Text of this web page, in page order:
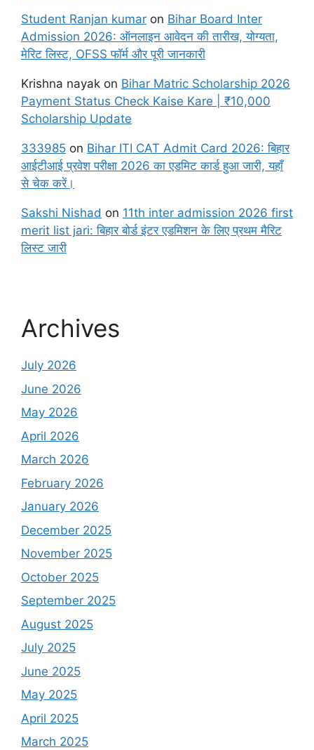
Student Ranjan kumar on Bihar Board Inter
Admission 2026: ऑनलाइन आवेदन की तारीख, योग्यता,
मेरिट लिस्ट, OFSS फॉर्म और पूरी जानकारी
Krishna nayak on Bihar Matric Scholarship 2026
Payment Status Check Kaise Kare | ₹10,000
Scholarship Update
333985 on Bihar ITI CAT Admit Card 2026: बिहार
आईटीआई प्रवेश परीक्षा 2026 का एडमिट कार्ड हुआ जारी, यहाँ
से चेक करें।
Sakshi Nishad on 11th inter admission 2026 first
merit list jari: बिहार बोर्ड इंटर एडमिशन के लिए प्रथम मैरिट
लिस्ट जारी
Archives
July 2026
June 2026
May 2026
April 2026
March 2026
February 2026
January 2026
December 2025
November 2025
October 2025
September 2025
August 2025
July 2025
June 2025
May 2025
April 2025
March 2025